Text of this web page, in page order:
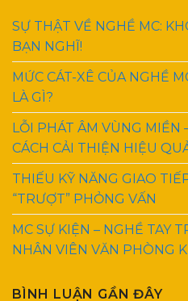
SỰ THẬT VỀ NGHỀ MC:
BẠN NGHĨ!
MỨC CÁT-XÊ CỦA NGHỀ
LÀ GÌ?
LỖI PHÁT ÂM VÙNG MIỀN
CÁCH CẢI THIỆN HIỆU
THIẾU KỸ NĂNG GIAO
“TRƯỢT” PHỎNG VẤN
MC SỰ KIỆN – NGHỀ TAY
NHÂN VIÊN VĂN PHÒNG
BÌNH LUẬN GẦN ĐÂY